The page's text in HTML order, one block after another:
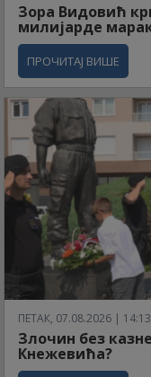
Зора Видовић
милијарде
ПРОЧИТАЈ ВИШЕ
ПЕТАК, 07.08.2026 | 14:13
Злочин без
Кнежевића?